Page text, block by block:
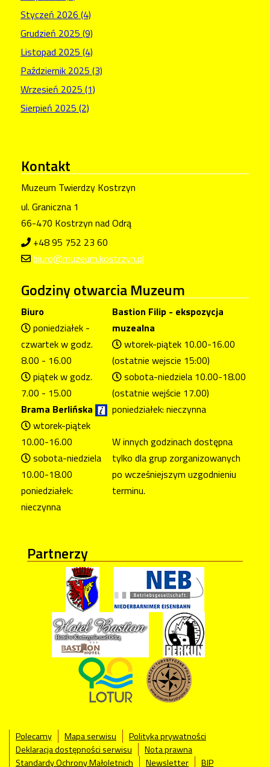
Styczeń 2026 (4)
Grudzień 2025 (9)
Listopad 2025 (4)
Październik 2025 (3)
Wrzesień 2025 (1)
Sierpień 2025 (2)
Kontakt
Muzeum Twierdzy Kostrzyn
ul. Graniczna 1
66-470 Kostrzyn nad Odrą
+48 95 752 23 60
biuro@muzeum.kostrzyn.pl
Godzinyotwarcia Muzeum
Biuro
poniedziałek -
czwartek w godz.
8.00 - 16.00
piątek w godz.
7.00 - 15.00
Brama Berlińska
wtorek-piątek
10.00-16.00
sobota-niedziela
10.00-18.00
poniedziałek:
nieczynna
Bastion Filip - ekspozycja
muzealna
wtorek-piątek 10.00-16.00
(ostatnie wejscie 15:00)
sobota-niedziela 10.00-18.00
(ostatnie wejście 17.00)
poniedziałek: nieczynna
W innych godzinach dostępna
tylko dla grup zorganizowanych
po wcześniejszym uzgodnieniu
terminu.
Partnerzy
Polecamy Mapa serwisu
Polityka prywatności
Deklaracja dostępności serwisu
Nota prawna
Standardy Ochrony Małoletnich
Newsletter BIP